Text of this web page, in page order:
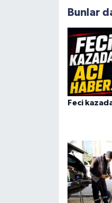
Bunlar
Feci